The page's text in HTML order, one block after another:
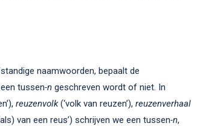
naamwoorden, bepaalt de
tussen-n geschreven wordt of niet. In
reuzenvolk(‘volk van reuzen’), reuzenverhaal
van een reus’) schrijven we een tussen-n,